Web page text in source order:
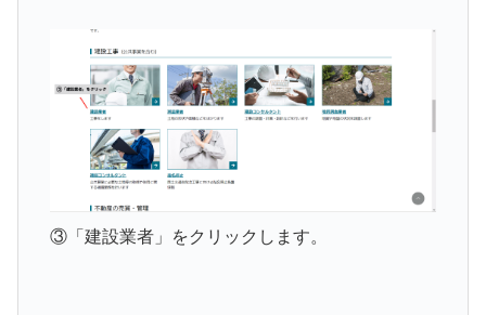
③「建設業者」をクリックします。